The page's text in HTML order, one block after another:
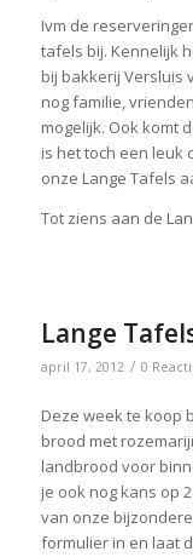
Ivm de
tafels bij. Kennelijk
bij bakkerij Versluis
nog familie,
mogelijk. Ook komt
is het toch een leuk
onze Lange Tafels
Tot ziens aan de
Lange
april 17, 2012 / 0
Deze week te koop
brood met
landbrood voor
je ook nog kans op
van onze
formulier in en laat